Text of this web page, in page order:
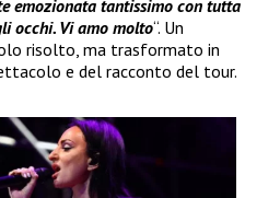
emozionata tantissimo con tutta
occhi. Vi amo molto“. Un
risolto, ma trasformato in
e del racconto del tour.